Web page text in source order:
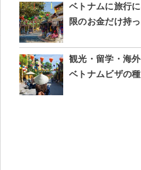
ベトナムに旅行
限のお金だけ持
観光・留学・海
ベトナムビザの